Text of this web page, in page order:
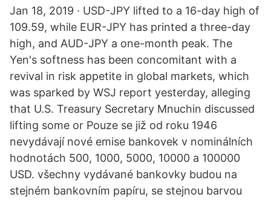
Jan 18, 2019 · USD-JPY lifted to a 16-day high of
109.59, while EUR-JPY has printed a three-day
high, and AUD-JPY a one-month peak. The
Yen's softness has been concomitant with a
revival in risk appetite in global markets, which
was sparked by WSJ report yesterday, alleging
that U.S. Treasury Secretary Mnuchin discussed
lifting some or Pouze se již od roku 1946
nevydávají nové emise bankovek v nominálních
hodnotách 500, 1000, 5000, 10000 a 100000
USD. všechny vydávané bankovky budou na
stejném bankovním papíru, se stejnou barvou